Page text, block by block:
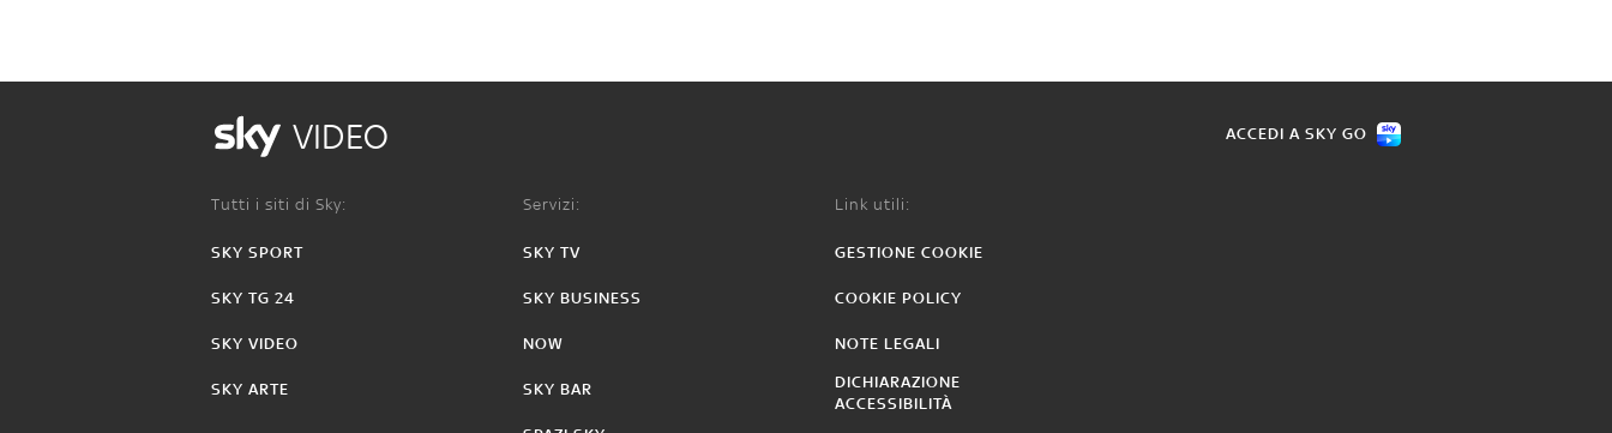
VIDEO ACCEDI A SKY GO
Tutti i siti di Sky:
SKY SPORT
SKY TG 24
SKY VIDEO
SKY ARTE
Servizi:
SKY TV
SKY BUSINESS
NOW
SKY BAR
Link utili:
GESTIONE COOKIE
COOKIE POLICY
NOTE LEGALI
DICHIARAZIONE
ACCESSIBILITÀ